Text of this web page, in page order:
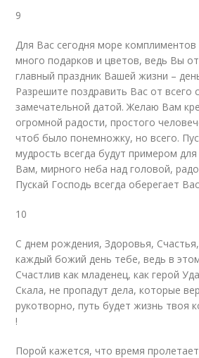
9
Для Вас сегодня море комплиментов
много подарков и цветов, ведь Вы
главный праздник Вашей жизни –
Разрешите поздравить Вас от всего
замечательной датой. Желаю Вам
огромной радости, простого
чтоб было понемножку, но всего.
мудрость всегда будут примером
Вам, мирного неба над головой,
Пускай Господь всегда оберегает
10
С днем рождения, Здоровья,
каждый божий день тебе, ведь в
Счастлив как младенец, как герой
Скала, не пропадут дела, которые
рукотворно, путь будет жизнь твоя
!
Порой кажется, что время